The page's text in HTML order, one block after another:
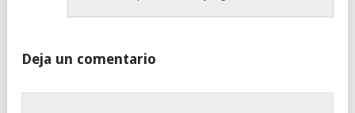
Deja un comentario